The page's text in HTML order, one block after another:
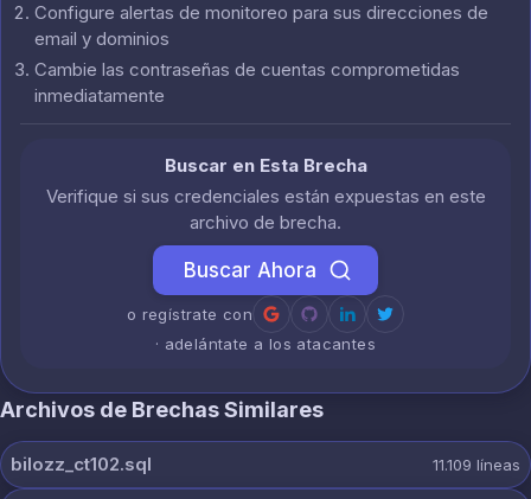
Configure alertas de monitoreo para sus direcciones de
email y dominios
Cambie las contraseñas de cuentas comprometidas
inmediatamente
Buscar en Esta Brecha
Verifique si sus credenciales están expuestas en este
archivo de brecha.
Buscar Ahora
o regístrate con
· adelántate a los atacantes
Archivos de Brechas Similares
bilozz_ct102.sql 11.109 líneas